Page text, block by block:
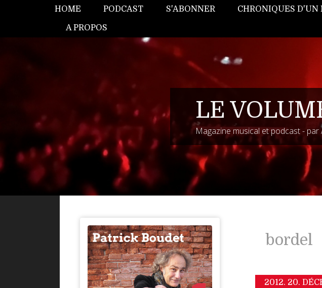
HOME PODCAST S'ABONNER CHRONIQUES D'UN
A PROPOS
LE
Magazine musical et podcast -
bordel
2012. 20.